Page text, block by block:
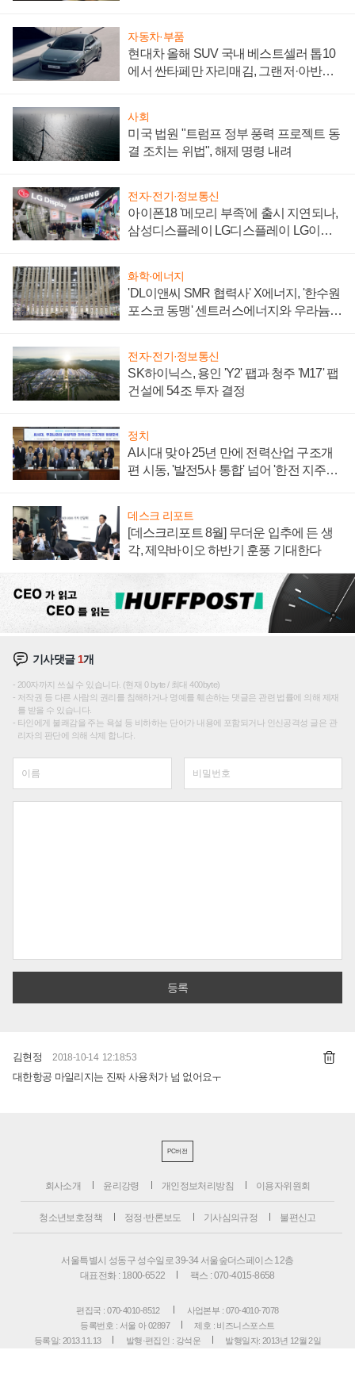
자동차·부품
현대차 올해 SUV 국내 베스트셀러 톱10
에서 싼타페만 자리매김, 그랜저·아반떼
사회
미국 법원 "트럼프 정부 풍력 프로젝트 동
결 조치는 위법", 해제 명령 내려
전자·전기·정보통신
아이폰18 '메모리 부족'에 출시 지연되나,
삼성디스플레이 LG디스플레이 LG이노
화학·에너지
'DL이앤씨 SMR 협력사' X에너지, '한수원
포스코 동맹' 센트러스에너지와 우라늄
전자·전기·정보통신
SK하이닉스, 용인 'Y2' 팹과 청주 'M17' 팹
건설에 54조 투자 결정
정치
AI시대 맞아 25년 만에 전력산업 구조개
편 시동, '발전5사 통합' 넘어 '한전 지주사'
데스크 리포트
[데스크리포트 8월] 무더운 입추에 든 생
각, 제약바이오 하반기 훈풍 기대한다
기사댓글 1개
200자까지 쓰실 수 있습니다. (현재 0 byte / 최대 400byte)
저작권 등 다른 사람의 권리를 침해하거나 명예를 훼손하는 댓글은 관련 법률에 의해 제재
를 받을 수 있습니다.
타인에게 불쾌감을 주는 욕설 등 비하하는 단어가 내용에 포함되거나 인신공격성 글은 관
리자의 판단에 의해 삭제 합니다.
김현정 2018-10-14 12:18:53
대한항공 마일리지는 진짜 사용처가 넘 없어요ㅜ
PC버전
회사소개 윤리강령 개인정보처리방침 이용자위원회
청소년보호정책 정정·반론보도 기사심의규정 불편신고
서울특별시 성동구 성수일로 39-34 서울숲더스페이스 12층
대표전화 : 1800-6522
팩스 : 070-4015-8658
편집국 : 070-4010-8512
사업본부 : 070-4010-7078
등록번호 : 서울 아 02897
제호 : 비즈니스포스트
등록일: 2013.11.13
발행·편집인 : 강석운
발행일자: 2013년 12월 2일